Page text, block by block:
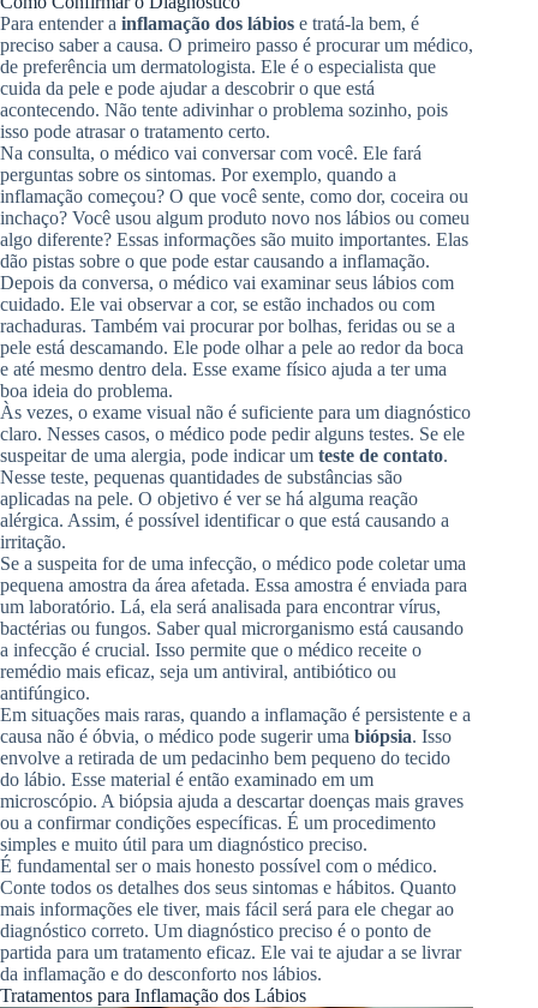
Para entender a inflamação dos lábios e tratá-la bem, é
preciso saber a causa. O primeiro passo é procurar um médico,
de preferência um dermatologista. Ele é o especialista que
cuida da pele e pode ajudar a descobrir o que está
acontecendo. Não tente adivinhar o problema sozinho, pois
isso pode atrasar o tratamento certo.
Na consulta, o médico vai conversar com você. Ele fará
perguntas sobre os sintomas. Por exemplo, quando a
inflamação começou? O que você sente, como dor, coceira ou
inchaço? Você usou algum produto novo nos lábios ou comeu
algo diferente? Essas informações são muito importantes. Elas
dão pistas sobre o que pode estar causando a inflamação.
Depois da conversa, o médico vai examinar seus lábios com
cuidado. Ele vai observar a cor, se estão inchados ou com
rachaduras. Também vai procurar por bolhas, feridas ou se a
pele está descamando. Ele pode olhar a pele ao redor da boca
e até mesmo dentro dela. Esse exame físico ajuda a ter uma
boa ideia do problema.
Às vezes, o exame visual não é suficiente para um diagnóstico
claro. Nesses casos, o médico pode pedir alguns testes. Se ele
suspeitar de uma alergia, pode indicar um teste de contato.
Nesse teste, pequenas quantidades de substâncias são
aplicadas na pele. O objetivo é ver se há alguma reação
alérgica. Assim, é possível identificar o que está causando a
irritação.
Se a suspeita for de uma infecção, o médico pode coletar uma
pequena amostra da área afetada. Essa amostra é enviada para
um laboratório. Lá, ela será analisada para encontrar vírus,
bactérias ou fungos. Saber qual microrganismo está causando
a infecção é crucial. Isso permite que o médico receite o
remédio mais eficaz, seja um antiviral, antibiótico ou
antifúngico.
Em situações mais raras, quando a inflamação é persistente e a
causa não é óbvia, o médico pode sugerir uma biópsia. Isso
envolve a retirada de um pedacinho bem pequeno do tecido
do lábio. Esse material é então examinado em um
microscópio. A biópsia ajuda a descartar doenças mais graves
ou a confirmar condições específicas. É um procedimento
simples e muito útil para um diagnóstico preciso.
É fundamental ser o mais honesto possível com o médico.
Conte todos os detalhes dos seus sintomas e hábitos. Quanto
mais informações ele tiver, mais fácil será para ele chegar ao
diagnóstico correto. Um diagnóstico preciso é o ponto de
partida para um tratamento eficaz. Ele vai te ajudar a se livrar
da inflamação e do desconforto nos lábios.
Tratamentos para Inflamação dos Lábios